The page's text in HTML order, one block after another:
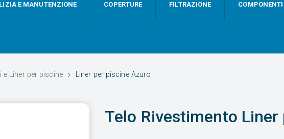
E MANUTENZIONE COPERTURE FILTRAZIONE COMPONENTI
e Liner per piscine Liner per piscine Azuro
Telo Rivestimento